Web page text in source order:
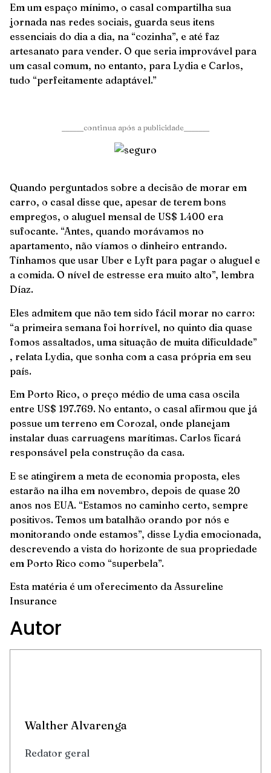
Em um espaço mínimo, o casal compartilha sua
jornada nas redes sociais, guarda seus itens
essenciais do dia a dia, na “cozinha”, e até faz
artesanato para vender. O que seria improvável para
um casal comum, no entanto, para Lydia e Carlos,
tudo “perfeitamente adaptável.”
______continua após a publicidade_______
Quando perguntados sobre a decisão de morar em
carro, o casal disse que, apesar de terem bons
empregos, o aluguel mensal de US$ 1.400 era
sufocante. “Antes, quando morávamos no
apartamento, não víamos o dinheiro entrando.
Tínhamos que usar Uber e Lyft para pagar o aluguel e
a comida. O nível de estresse era muito alto”, lembra
Díaz.
Eles admitem que não tem sido fácil morar no carro:
“a primeira semana foi horrível, no quinto dia quase
fomos assaltados, uma situação de muita dificuldade”
, relata Lydia, que sonha com a casa própria em seu
país.
Em Porto Rico, o preço médio de uma casa oscila
entre US$ 197.769. No entanto, o casal afirmou que já
possue um terreno em Corozal, onde planejam
instalar duas carruagens marítimas. Carlos ficará
responsável pela construção da casa.
E se atingirem a meta de economia proposta, eles
estarão na ilha em novembro, depois de quase 20
anos nos EUA. “Estamos no caminho certo, sempre
positivos. Temos um batalhão orando por nós e
monitorando onde estamos”, disse Lydia emocionada,
descrevendo a vista do horizonte de sua propriedade
em Porto Rico como “superbela”.
Esta matéria é um oferecimento da Assureline
Insurance
Autor
Walther Alvarenga
Redator geral